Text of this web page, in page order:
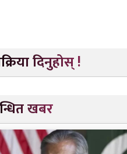
दिनुहोस् !
खबर